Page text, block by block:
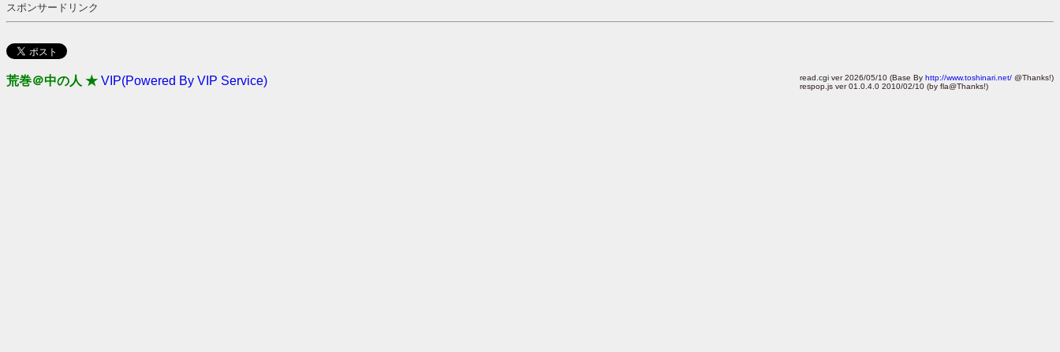
スポンサードリンク
荒巻＠中の人 ★ VIP(Powered By VIP Service) read.cgi ver 2026/05/10 (Base By http://www.toshinari.net/ @Thanks!)
respop.js ver 01.0.4.0 2010/02/10 (by fla@Thanks!)